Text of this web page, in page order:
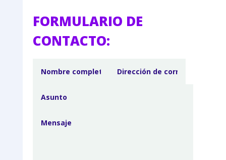
FORMULARIO DE
CONTACTO: